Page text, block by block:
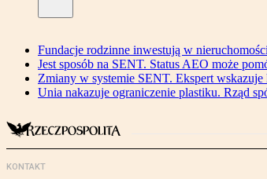
Fundacje rodzinne inwestują w
Jest sposób na SENT. Status AEO może
Zmiany w systemie SENT. Ekspert
Unia nakazuje ograniczenie plastiku. Rząd
KONTAKT